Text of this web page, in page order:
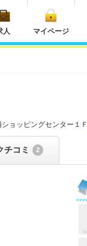
人 マイページ
ョッピングセンター１Ｆ
チコミ 2